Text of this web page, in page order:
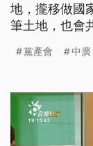
地，攏移做國
筆土地，也會
黨就毋捌參與
物賣出去之後
會主委林峯正
黨產會 中廣